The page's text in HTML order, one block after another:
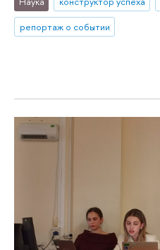
репортаж о событии